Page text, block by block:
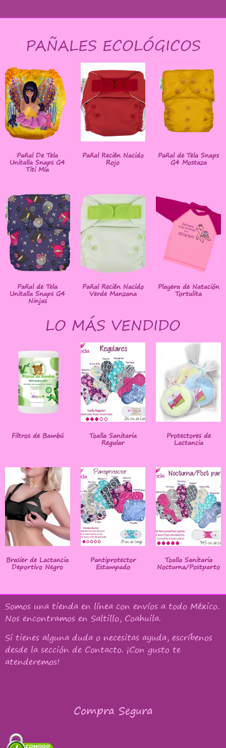
PAÑALES ECOLÓGICOS
Pañal De Tela
Unitalla Snaps G4
Titi Mía
Pañal Recién Nacido
Rojo
Pañal de Tela Snaps
G4 Mostaza
Pañal de Tela
Unitalla Snaps G4
Ninjas
Pañal Recién Nacido
Verde Manzana
Playera de Natación
Tortulita
LO MÁS VENDIDO
Filtros de Bambú Toalla Sanitaria
Regular
Protectores de
Lactancia
Brasier de Lactancia
Deportivo Negro
Pantiprotector
Estampado
Toalla Sanitaria
Nocturna/Postparto
Somos una tienda en línea con envíos a todo México.
Nos encontramos en Saltillo, Coahuila.
Si tienes alguna duda o necesitas ayuda, escríbenos
desde la sección de Contacto. ¡Con gusto te
atenderemos!
Compra Segura